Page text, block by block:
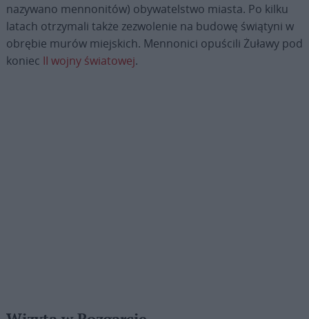
nazywano mennonitów) obywatelstwo miasta. Po kilku
latach otrzymali także zezwolenie na budowę świątyni w
obrębie murów miejskich. Mennonici opuścili Żuławy pod
koniec II wojny światowej.